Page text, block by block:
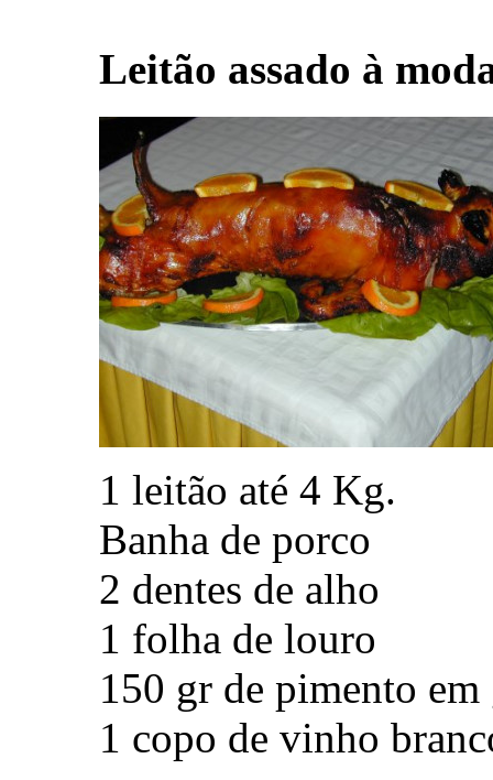
Leitão assado à
1 leitão até 4 Kg.
Banha de porco
2 dentes de alho
1 folha de louro
150 gr de pimento em
1 copo de vinho